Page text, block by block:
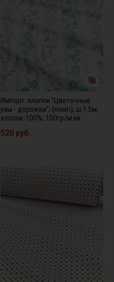
Импорт. хлопок "Цветочные
узы - дорожки", (комп), ш.1.5м,
хлопок-100%, 100гр/м.кв
520 руб.